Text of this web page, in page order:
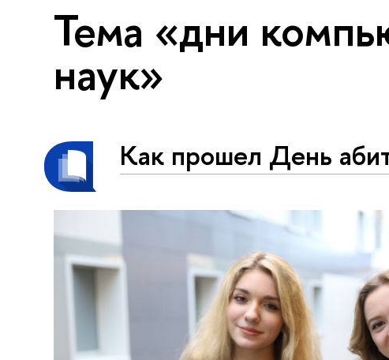
Тема «дни
наук»
Как прошел День